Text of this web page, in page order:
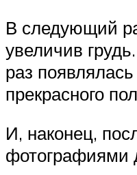
В следующий
увеличив
раз
прекрасного
И, наконец,
фотографиями